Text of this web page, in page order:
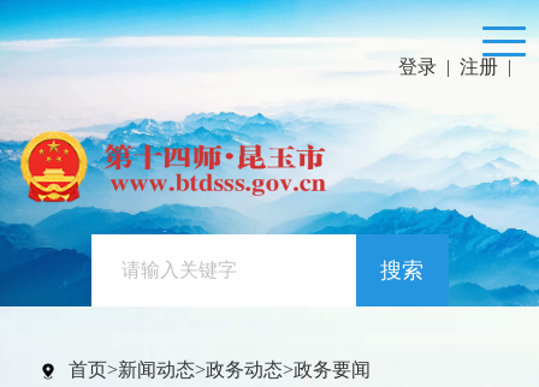
登录 | 注册 |
搜索
首页>新闻动态>政务动态>政务要闻